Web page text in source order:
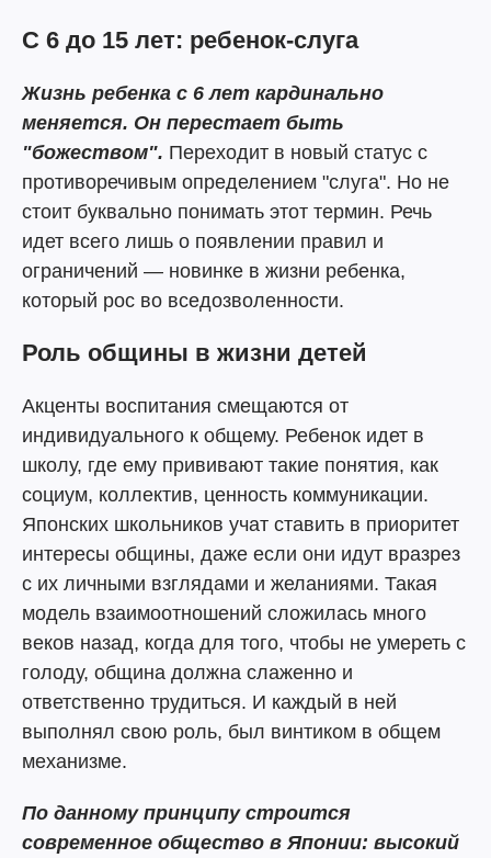
С 6 до 15 лет: ребенок-слуга
Жизнь ребенка с 6 лет кардинально
меняется. Он перестает быть
"божеством". Переходит в новый статус с
противоречивым определением "слуга". Но не
стоит буквально понимать этот термин. Речь
идет всего лишь о появлении правил и
ограничений — новинке в жизни ребенка,
который рос во вседозволенности.
Роль общины в жизни детей
Акценты воспитания смещаются от
индивидуального к общему. Ребенок идет в
школу, где ему прививают такие понятия, как
социум, коллектив, ценность коммуникации.
Японских школьников учат ставить в приоритет
интересы общины, даже если они идут вразрез
с их личными взглядами и желаниями. Такая
модель взаимоотношений сложилась много
веков назад, когда для того, чтобы не умереть с
голоду, община должна слаженно и
ответственно трудиться. И каждый в ней
выполнял свою роль, был винтиком в общем
механизме.
По данному принципу строится
современное общество в Японии: высокий